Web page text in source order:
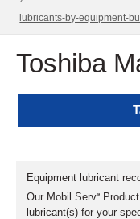
lubricants-by-equipment-
Toshiba
Equipment lubricant
Our Mobil Serv℠
lubricant(s) for your